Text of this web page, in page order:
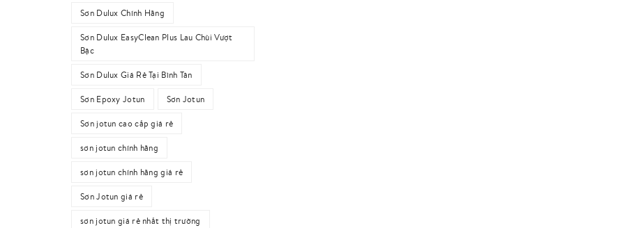
Sơn Dulux Chính Hãng
Sơn Dulux EasyClean Plus Lau Chùi Vượt
Bậc
Sơn Dulux Giá Rẻ Tại Bình Tân
Sơn Epoxy Jotun Sơn Jotun
Sơn jotun cao cấp giá rẻ
sơn jotun chính hãng
sơn jotun chính hãng giá rẻ
Sơn Jotun giá rẻ
sơn jotun giá rẻ nhất thị trường